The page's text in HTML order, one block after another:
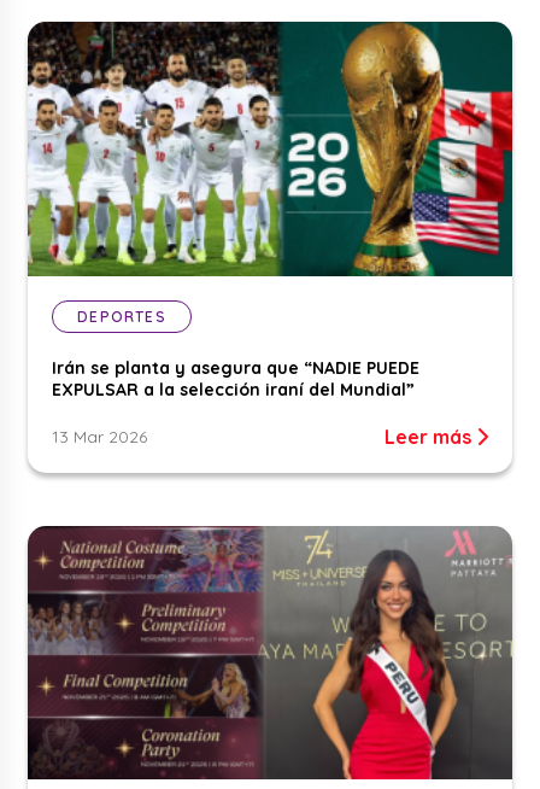
DEPORTES
Irán se planta y asegura que “NADIE PUEDE
EXPULSAR a la selección iraní del Mundial”
13 Mar 2026 Leer más